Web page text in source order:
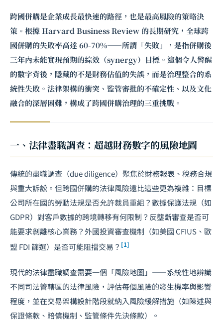
跨國併購是企業成長最快速的路徑，也是最高風險的策略決
策。根據 Harvard Business Review 的長期研究，全球跨
國併購的失敗率高達 60-70%——所謂「失敗」，是指併購後
三年內未能實現預期的綜效（synergy）目標。這個令人警醒
的數字背後，隱藏的不是財務估值的失誤，而是治理整合的系
統性失敗。法律架構的衝突、監管審批的不確定性、以及文化
融合的深層困難，構成了跨國併購治理的三重挑戰。
一、法律盡職調查：超越財務數字的風險地圖
傳統的盡職調查（due diligence）聚焦於財務報表、稅務合規
與重大訴訟。但跨國併購的法律風險遠比這些更為複雜：目標
公司所在國的勞動法規是否允許裁員重組？數據保護法規（如
GDPR）對客戶數據的跨境轉移有何限制？反壟斷審查是否可
能要求剝離核心業務？外國投資審查機制（如美國 CFIUS、歐
盟 FDI 篩選）是否可能阻擋交易？ [1]
現代的法律盡職調查需要一個「風險地圖」——系統性地辨識
不同司法管轄區的法律風險，評估每個風險的發生機率與影響
程度，並在交易架構設計階段就納入風險緩解措施（如陳述與
保證條款、賠償機制、監管條件先決條款）。